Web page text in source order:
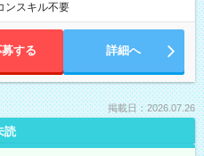
ンスキル不要
募する 詳細へ
掲載日：2026.07.26
読